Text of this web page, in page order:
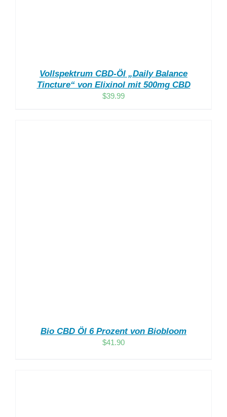
Vollspektrum CBD-Öl „Daily Balance
Tincture“ von Elixinol mit 500mg CBD
$39.99
Bio CBD Öl 6 Prozent von Biobloom
$41.90